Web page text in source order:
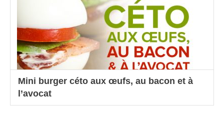
Mini burger céto aux œufs, au bacon et à
l’avocat